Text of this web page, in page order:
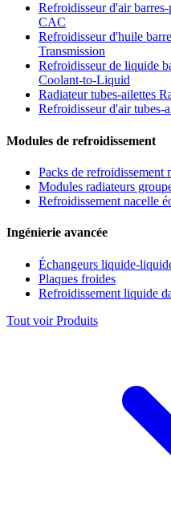
Refroidisseur d'air barres-
CAC
Refroidisseur d'huile
Transmission
Refroidisseur de liquide
Coolant-to-Liquid
Radiateur tubes-ailettes
Refroidisseur d'air tubes-
Modules de refroidissement
Packs de refroidissement
Modules radiateurs
Refroidissement nacelle
Ingénierie avancée
Échangeurs liquide-
Plaques froides
Refroidissement liquide
Tout voir Produits